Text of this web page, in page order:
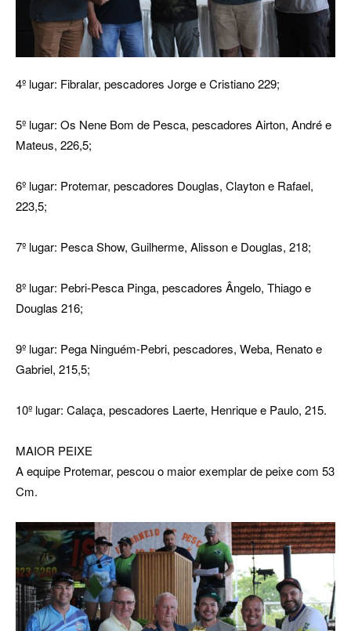
4º lugar: Fibralar, pescadores Jorge e Cristiano 229;
5º lugar: Os Nene Bom de Pesca, pescadores Airton, André e
Mateus, 226,5;
6º lugar: Protemar, pescadores Douglas, Clayton e Rafael,
223,5;
7º lugar: Pesca Show, Guilherme, Alisson e Douglas, 218;
8º lugar: Pebri-Pesca Pinga, pescadores Ângelo, Thiago e
Douglas 216;
9º lugar: Pega Ninguém-Pebri, pescadores, Weba, Renato e
Gabriel, 215,5;
10º lugar: Calaça, pescadores Laerte, Henrique e Paulo, 215.
MAIOR PEIXE
A equipe Protemar, pescou o maior exemplar de peixe com 53
Cm.